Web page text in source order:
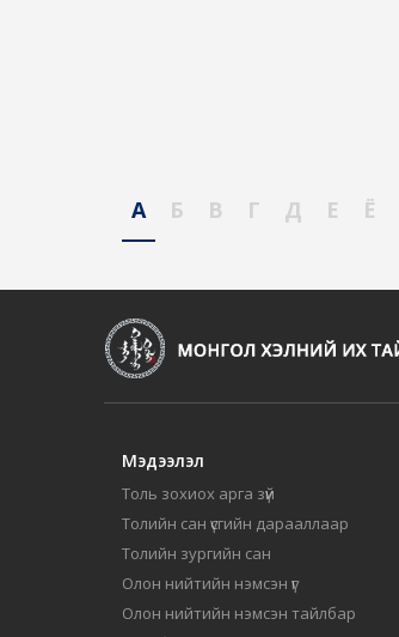
А Б В Г Д Е Ё
Мэдээлэл
Толь зохиох арга зүй
Толийн сан үсгийн дарааллаар
Толийн зургийн сан
Олон нийтийн нэмсэн үг
Олон нийтийн нэмсэн тайлбар